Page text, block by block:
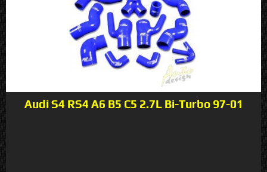
Audi S4 RS4 A6 B5 C5 2.7L Bi-Turbo 97-01